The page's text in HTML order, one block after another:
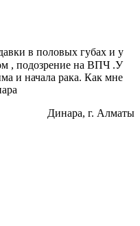
в половых губах и у
, подозрение на ВПЧ .У
и начала рака. Как мне
Динара, г. Алматы